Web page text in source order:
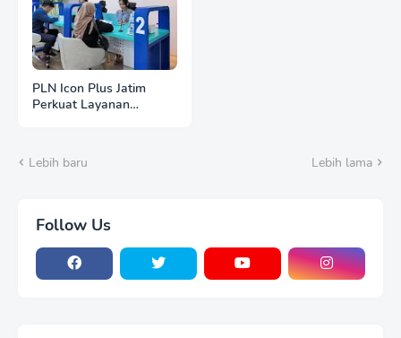
PLN Icon Plus Jatim
Perkuat Layanan
Semangat Danantara
Lebih baru Lebih lama
Follow Us